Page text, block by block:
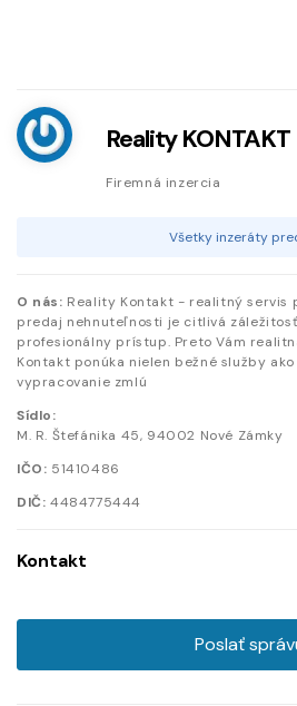
Reality KONTAKT
Firemná inzercia
Všetky inzeráty
O nás: Reality Kontakt - realitný servis
predaj nehnuteľnosti je citlivá
profesionálny prístup. Preto Vám
Kontakt ponúka nielen bežné služby
vypracovanie zmlú
Sídlo:
M. R. Štefánika 45, 94002 Nové Zámky
IČO: 51410486
DIČ: 4484775444
Kontakt
Poslať